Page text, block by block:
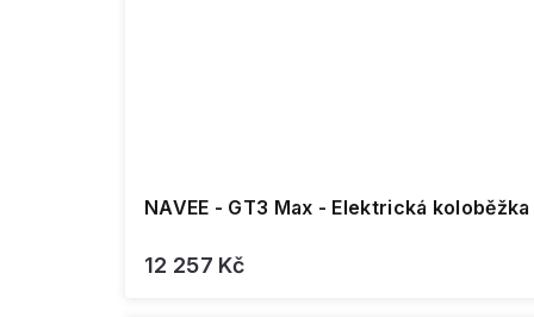
NAVEE - GT3 Max - Elektrická koloběžka
12 257 Kč